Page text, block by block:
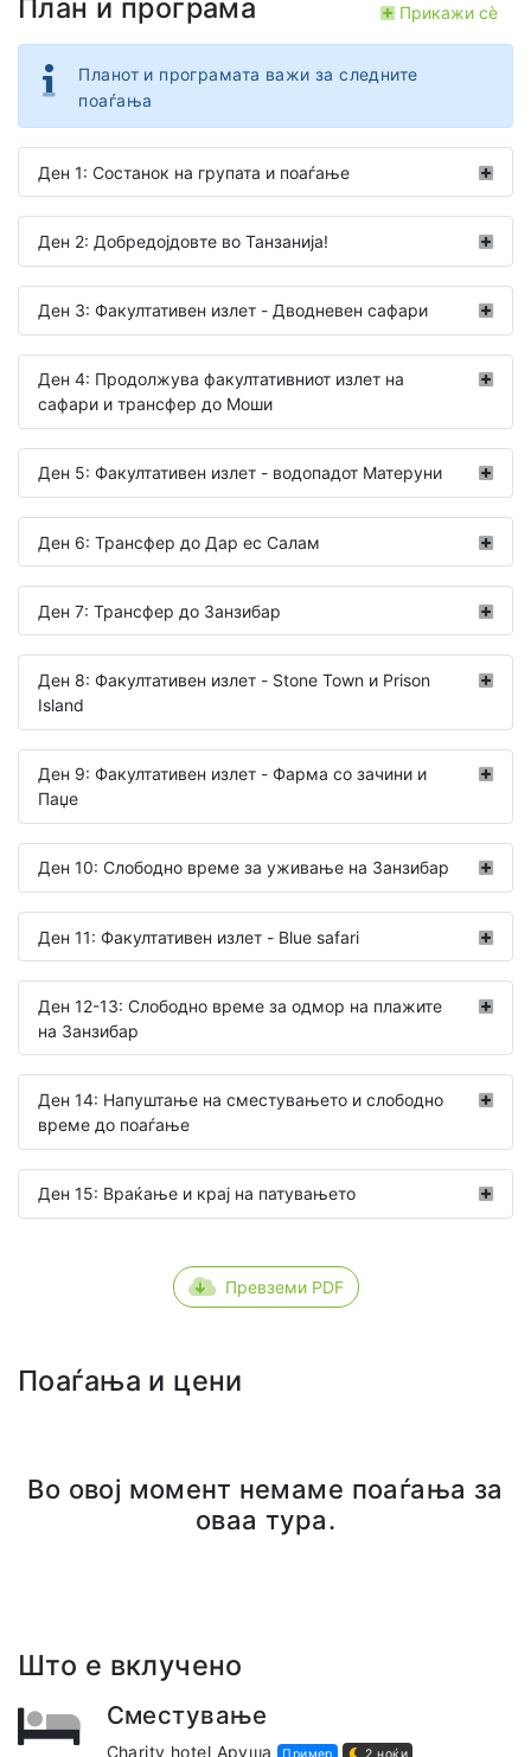
План и програма Прикажи сѐ
Планот и програмата важи за следните
поаѓања
Ден 1: Состанок на групата и поаѓање
Ден 2: Добредојдовте во Танзанија!
Ден 3: Факултативен излет - Дводневен сафари
Ден 4: Продолжува факултативниот излет на
сафари и трансфер до Моши
Ден 5: Факултативен излет - водопадот Матеруни
Ден 6: Трансфер до Дар ес Салам
Ден 7: Трансфер до Занзибар
Ден 8: Факултативен излет - Stone Town и Prison
Island
Ден 9: Факултативен излет - Фарма со зачини и
Паџе
Ден 10: Слободно време за уживање на Занзибар
Ден 11: Факултативен излет - Blue safari
Ден 12-13: Слободно време за одмор на плажите
на Занзибар
Ден 14: Напуштање на сместувањето и слободно
време до поаѓање
Ден 15: Враќање и крај на патувањето
Превземи PDF
Поаѓања и цени
Во овој момент немаме поаѓања за
оваа тура.
Што е вклучено
Сместување
Charity hotel Аруша Пример 2 ноќи